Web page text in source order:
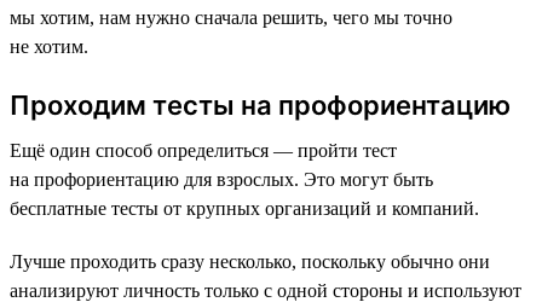
мы хотим, нам нужно сначала решить, чего мы точно
не хотим.
Проходим тесты на профориентацию
Ещё один способ определиться — пройти тест
на профориентацию для взрослых. Это могут быть
бесплатные тесты от крупных организаций и компаний.
Лучше проходить сразу несколько, поскольку обычно они
анализируют личность только с одной стороны и используют